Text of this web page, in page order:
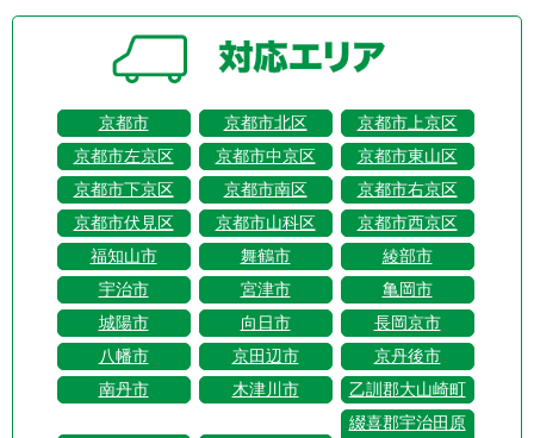
京都市 京都市北区
京都市上京区
京都市左京区
京都市中京区
京都市東山区
京都市下京区
京都市南区
京都市右京区
京都市伏見区
京都市山科区
京都市西京区
福知山市
舞鶴市
綾部市
宇治市
宮津市
亀岡市
城陽市
向日市
長岡京市
八幡市
京田辺市
京丹後市
南丹市
木津川市 乙訓郡大山崎町
綴喜郡宇治田原